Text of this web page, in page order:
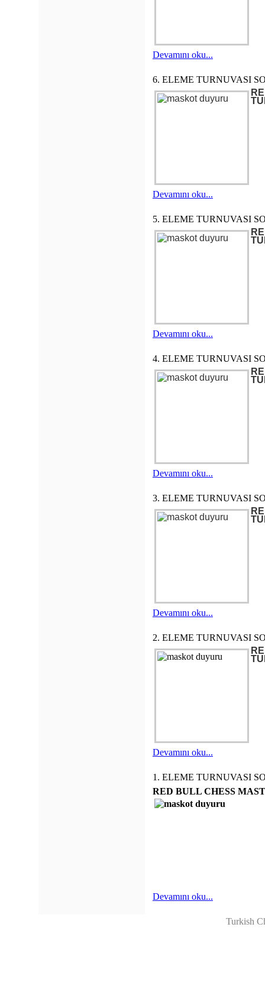
Devamını oku...
6. ELEME TURNUVASI
Devamını oku...
5. ELEME TURNUVASI
Devamını oku...
4. ELEME TURNUVASI
Devamını oku...
3. ELEME TURNUVASI
Devamını oku...
2. ELEME TURNUVASI
Devamını oku...
1. ELEME TURNUVASI
RED BULL CHESS
Devamını oku...
Turkish